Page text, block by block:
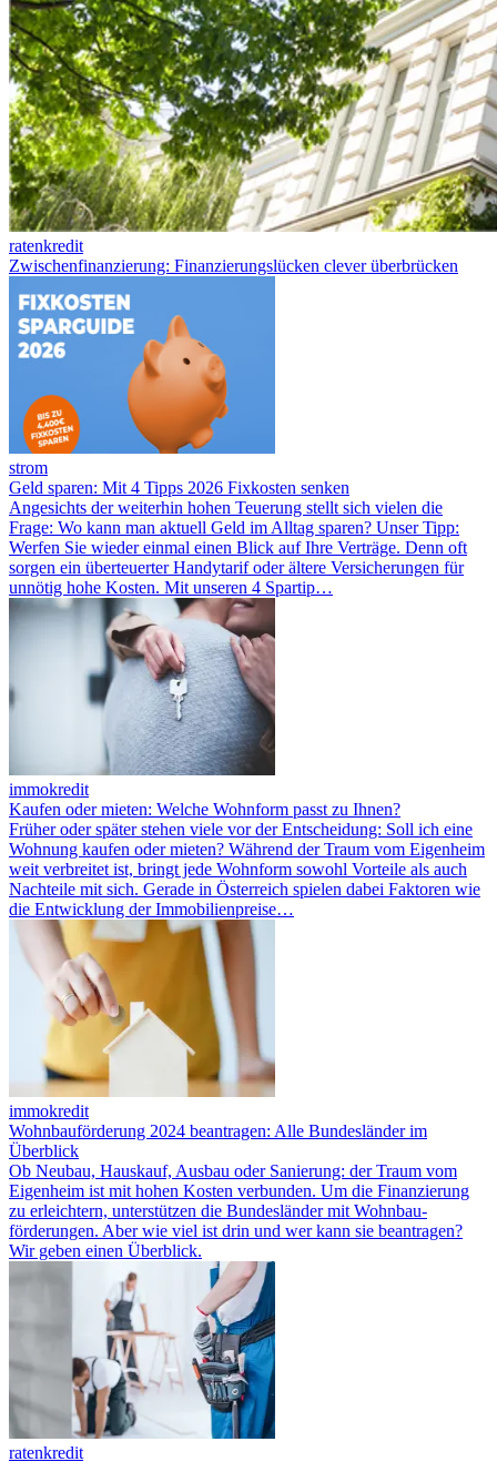
ratenkredit
Zwischenfinanzierung: Finanzierungslücken clever überbrücken
strom
Geld sparen: Mit 4 Tipps 2026 Fixkosten senken
Angesichts der weiterhin hohen Teuerung stellt sich vielen die
Frage: Wo kann man aktuell Geld im Alltag sparen? Unser Tipp:
Werfen Sie wieder einmal einen Blick auf Ihre Verträge. Denn oft
sorgen ein überteuerter Handytarif oder ältere Versicherungen für
unnötig hohe Kosten. Mit unseren 4 Spartip…
immokredit
Kaufen oder mieten: Welche Wohnform passt zu Ihnen?
Früher oder später stehen viele vor der Entscheidung: Soll ich eine
Wohnung kaufen oder mieten? Während der Traum vom Eigenheim
weit verbreitet ist, bringt jede Wohnform sowohl Vorteile als auch
Nachteile mit sich. Gerade in Österreich spielen dabei Faktoren wie
die Entwicklung der Immobilienpreise…
immokredit
Wohnbauförderung 2024 beantragen: Alle Bundesländer im
Überblick
Ob Neubau, Hauskauf, Ausbau oder Sanierung: der Traum vom
Eigenheim ist mit hohen Kosten verbunden. Um die Finanzierung
zu erleichtern, unterstützen die Bundesländer mit Wohnbau­
förderungen. Aber wie viel ist drin und wer kann sie beantragen?
Wir geben einen Überblick.
ratenkredit